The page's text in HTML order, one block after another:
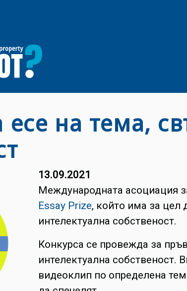
есе на тема,
13.09.2021
Международната асоциация
Essay Prize, който има за цел
интелектуална собственост.
Конкурса се провежда за
интелектуална
видеоклип по определена